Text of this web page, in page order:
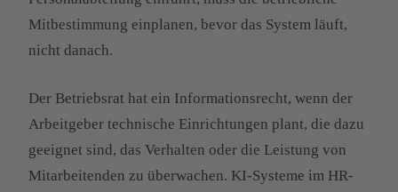
Mitbestimmung einplanen, bevor das System läuft,
nicht danach.
Der Betriebsrat hat ein Informationsrecht, wenn der
Arbeitgeber technische Einrichtungen plant, die dazu
geeignet sind, das Verhalten oder die Leistung von
Mitarbeitenden zu überwachen. KI-Systeme im HR-